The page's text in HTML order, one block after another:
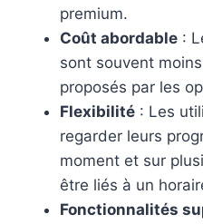
premium.
Coût abordable :
sont souvent
proposés par les
Flexibilité : Les
regarder leurs
moment et sur
être liés à un
Fonctionnalités